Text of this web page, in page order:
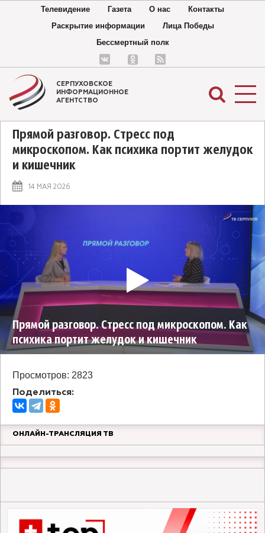
Телевидение Газета О нас
Контакты
Раскрытие информации
Лица Победы
Бессмертный полк
СЕРПУХОВСКОЕ
ИНФОРМАЦИОННОЕ
АГЕНТСТВО
Прямой разговор. Стресс под
микроскопом. Как психика портит желудок
и кишечник
14 МАЯ 2026
Прямой разговор. Стресс под микроскопом. Как
психика портит желудок и кишечник
Просмотров: 2823
Поделиться:
ОНЛАЙН-ТРАНСЛЯЦИЯ ТВ